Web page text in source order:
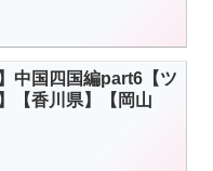
中国四国編part6【ツ
【香川県】【岡山